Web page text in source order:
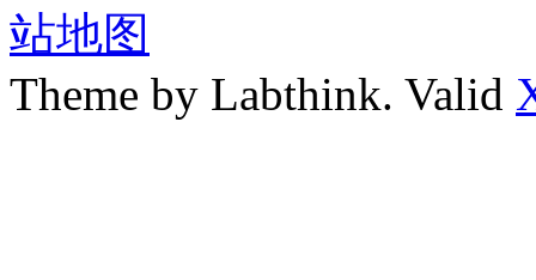
站地图
Theme by Labthink. Valid